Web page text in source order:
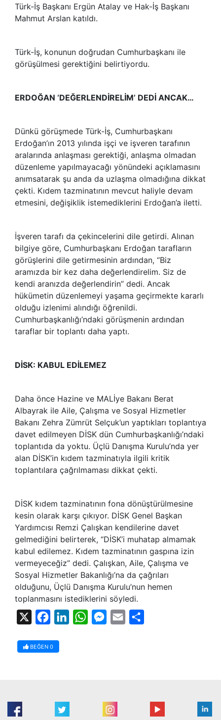
Türk-İş Başkanı Ergün Atalay ve Hak-İş Başkanı
Mahmut Arslan katıldı.
Türk-İş, konunun doğrudan Cumhurbaşkanı ile
görüşülmesi gerektiğini belirtiyordu.
ERDOĞAN ‘DEĞERLENDİRELİM’ DEDİ ANCAK…
Dünkü görüşmede Türk-İş, Cumhurbaşkanı
Erdoğan’ın 2013 yılında işçi ve işveren tarafının
aralarında anlaşması gerektiği, anlaşma olmadan
düzenleme yapılmayacağı yönündeki açıklamasını
anımsatarak şu anda da uzlaşma olmadığına dikkat
çekti. Kıdem tazminatının mevcut haliyle devam
etmesini, değişiklik istemediklerini Erdoğan’a iletti.
İşveren tarafı da çekincelerini dile getirdi. Alınan
bilgiye göre, Cumhurbaşkanı Erdoğan tarafların
görüşlerini dile getirmesinin ardından, “Biz
aramızda bir kez daha değerlendirelim. Siz de
kendi aranızda değerlendirin” dedi. Ancak
hükümetin düzenlemeyi yaşama geçirmekte kararlı
olduğu izlenimi alındığı öğrenildi.
Cumhurbaşkanlığı’ndaki görüşmenin ardından
taraflar bir toplantı daha yaptı.
DİSK: KABUL EDİLEMEZ
Daha önce Hazine ve MALİye Bakanı Berat
Albayrak ile Aile, Çalışma ve Sosyal Hizmetler
Bakanı Zehra Zümrüt Selçuk’un yaptıkları toplantıya
davet edilmeyen DİSK dün Cumhurbaşkanlığı’ndaki
toplantıda da yoktu. Üçlü Danışma Kurulu’nda yer
alan DİSK’in kıdem tazminatıyla ilgili kritik
toplantılara çağrılmaması dikkat çekti.
DİSK kıdem tazminatının fona dönüştürülmesine
kesin olarak karşı çıkıyor. DİSK Genel Başkan
Yardımcısı Remzi Çalışkan kendilerine davet
gelmediğini belirterek, “DİSK’i muhatap almamak
kabul edilemez. Kıdem tazminatının gaspına izin
vermeyeceğiz” dedi. Çalışkan, Aile, Çalışma ve
Sosyal Hizmetler Bakanlığı’na da çağrıları
olduğunu, Üçlü Danışma Kurulu’nun hemen
toplanmasını istediklerini söyledi.
FacebookLinkedInWhatsAppMessenger
Email
BEĞEN 0